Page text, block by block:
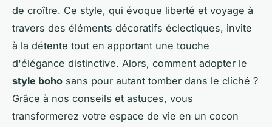
de croître. Ce style, qui évoque liberté et voyage à
travers des éléments décoratifs éclectiques, invite
à la détente tout en apportant une touche
d'élégance distinctive. Alors, comment adopter le
style boho sans pour autant tomber dans le cliché ?
Grâce à nos conseils et astuces, vous
transformerez votre espace de vie en un cocon